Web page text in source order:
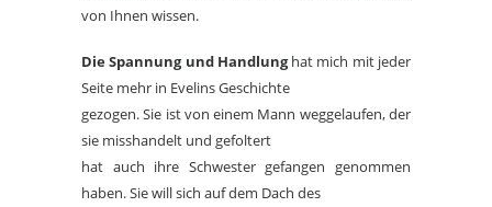
von Ihnen wissen.
Die Spannung und Handlunghat mich mit jeder
Seite mehr in Evelins Geschichte
gezogen. Sie ist von einem Mann weggelaufen, der
sie misshandelt und gefoltert
hat auch ihre Schwester gefangen genommen
haben. Sie will sich auf dem Dach des